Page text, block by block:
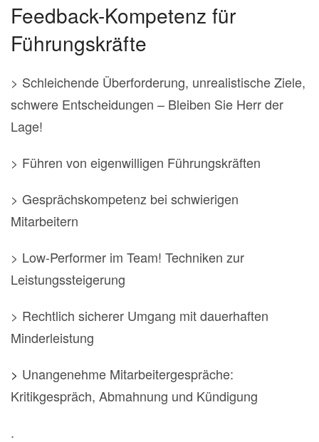
Feedback-Kompetenz für
Führungskräfte
> Schleichende Überforderung, unrealistische Ziele,
schwere Entscheidungen – Bleiben Sie Herr der
Lage!
> Führen von eigenwilligen Führungskräften
> Gesprächskompetenz bei schwierigen
Mitarbeitern
> Low-Performer im Team! Techniken zur
Leistungssteigerung
> Rechtlich sicherer Umgang mit dauerhaften
Minderleistung
> Unangenehme Mitarbeitergespräche:
Kritikgespräch, Abmahnung und Kündigung
.